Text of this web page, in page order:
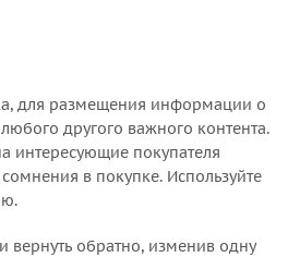
для размещения информации о
другого важного контента.
интересующие покупателя
в покупке. Используйте
вернуть обратно, изменив одну